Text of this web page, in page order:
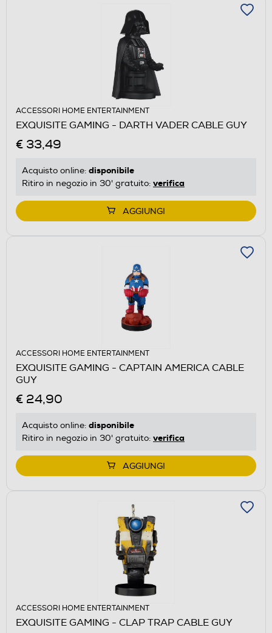
ACCESSORI HOME ENTERTAINMENT
EXQUISITE GAMING - DARTH VADER CABLE GUY
€ 33,49
Acquisto online: disponibile
Ritiro in negozio in 30' gratuito: verifica
AGGIUNGI
ACCESSORI HOME ENTERTAINMENT
EXQUISITE GAMING - CAPTAIN AMERICA CABLE
GUY
€ 24,90
Acquisto online: disponibile
Ritiro in negozio in 30' gratuito: verifica
AGGIUNGI
ACCESSORI HOME ENTERTAINMENT
EXQUISITE GAMING - CLAP TRAP CABLE GUY